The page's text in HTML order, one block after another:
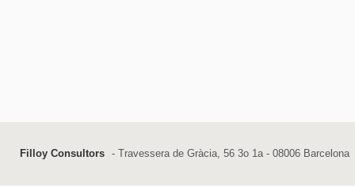
Filloy Consultors - Travessera de Gràcia, 56 3o 1a - 08006 Barcelona